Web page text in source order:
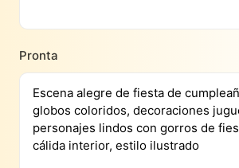
Pronta